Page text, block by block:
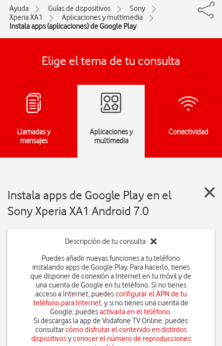
Ayuda Guías de dispositivos
Sony
Xperia XA1
Aplicaciones y multimedia
Instala apps (aplicaciones) de Google Play
Elige el tema de tu consulta
Llamadas y
mensajes
Aplicaciones y
multimedia
Conectividad
Instala apps de Google Play en el
Sony Xperia XA1 Android 7.0
Descripción de tu consulta
Puedes añadir nuevas funciones a tu teléfono
instalando apps de Google Play. Para hacerlo, tienes
que disponer de conexión a Internet en tu móvil y de
una cuenta de Google en tu teléfono. Si no tienes
acceso a Internet, puedesconfigurar el APN de tu
teléfono para Internet, y si no tienes una cuenta de
Google, puedesactivarla en el teléfono.
Si descargas la app de Vodafone TV Online, puedes
consultarcómo disfrutar el contenido en distintos
dispositivosyconocer el número de reproducciones